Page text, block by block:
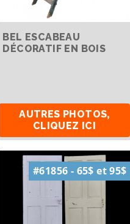
BEL ESCABEAU
DÉCORATIF EN BOIS
AUTRES PHOTOS,
CLIQUEZ ICI
#61856 - 65$ et 95$